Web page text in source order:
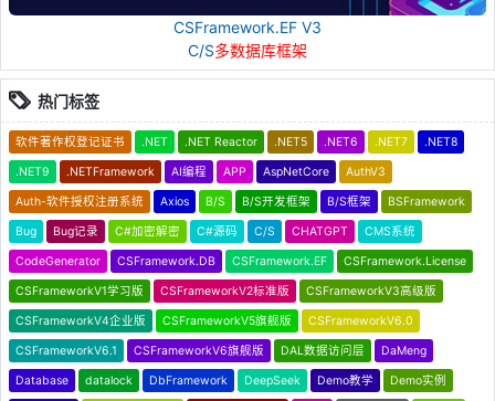
CSFramework.EF V3
C/S多数据库框架
热门标签
软件著作权登记证书 .NET .NET Reactor .NET5 .NET6 .NET7 .NET8
.NET9 .NETFramework AI编程 APP AspNetCore AuthV3
Auth-软件授权注册系统 Axios B/S B/S开发框架 B/S框架 BSFramework
Bug Bug记录 C#加密解密 C#源码 C/S CHATGPT CMS系统
CodeGenerator CSFramework.DB CSFramework.EF CSFramework.License
CSFrameworkV1学习版 CSFrameworkV2标准版 CSFrameworkV3高级版
CSFrameworkV4企业版 CSFrameworkV5旗舰版 CSFrameworkV6.0
CSFrameworkV6.1 CSFrameworkV6旗舰版 DAL数据访问层 DaMeng
Database datalock DbFramework DeepSeek Demo教学 Demo实例